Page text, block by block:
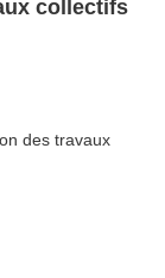
collectifs